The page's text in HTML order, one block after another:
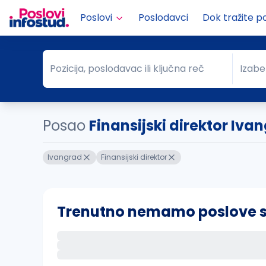
Poslovi Poslodavci Dok tražite
Pozicija, poslodavac ili ključna reč
Pozicija, poslodavac ili ključna reč Grad
Posao Finansijski direktor
Ivangrad Finansijski direktor
Trenutno nemamo poslove